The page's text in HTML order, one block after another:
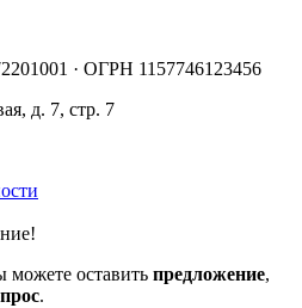
· ОГРН 1157746123456
д. 7, стр. 7
оставить предложение,
.